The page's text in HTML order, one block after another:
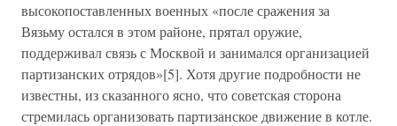
высокопоставленных военных «после сражения за
Вязьму остался в этом районе, прятал оружие,
поддерживал связь с Москвой и занимался организацией
партизанских отрядов»[5]. Хотя другие подробности не
известны, из сказанного ясно, что советская сторона
стремилась организовать партизанское движение в котле.